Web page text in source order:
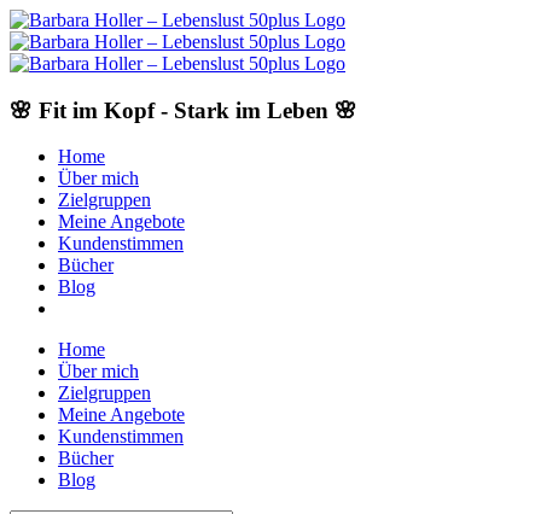
Skip
to
content
🌸 Fit im Kopf - Stark im Leben 🌸
Home
Über mich
Zielgruppen
Meine Angebote
Kundenstimmen
Bücher
Blog
Home
Über mich
Zielgruppen
Meine Angebote
Kundenstimmen
Bücher
Blog